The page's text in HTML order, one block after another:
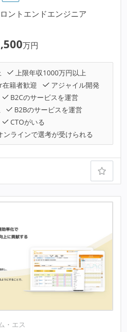
ントエンドエンジニア
万円
上限年収1000万円以上
在籍者歓迎
アジャイル開発
B2Cのサービスを運営
B2Bのサービスを運営
CTOがいる
ンラインで選考が受けられる
・エス